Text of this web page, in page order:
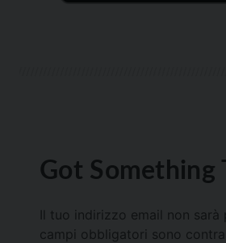
Got Something
Il tuo indirizzo email non sarà
campi obbligatori sono